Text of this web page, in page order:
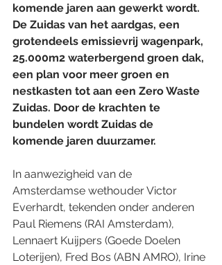
komende jaren aan gewerkt wordt.
De Zuidas van het aardgas, een
grotendeels emissievrij wagenpark,
25.000m2 waterbergend groen dak,
een plan voor meer groen en
nestkasten tot aan een Zero Waste
Zuidas. Door de krachten te
bundelen wordt Zuidas de
komende jaren duurzamer.
In aanwezigheid van de
Amsterdamse wethouder Victor
Everhardt, tekenden onder anderen
Paul Riemens (RAI Amsterdam),
Lennaert Kuijpers (Goede Doelen
Loterijen), Fred Bos (ABN AMRO), Irine